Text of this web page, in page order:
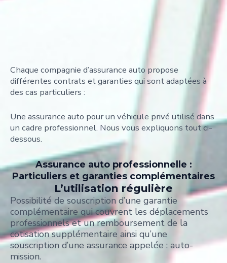
Chaque compagnie d’assurance auto propose
différentes contrats et garanties qui sont adaptées à
des cas particuliers :
Une assurance auto pour un véhicule privé utilisé dans
un cadre professionnel. Nous vous expliquons tout ci-
dessous.
Assurance auto professionnelle :
Particuliers et garanties complémentaires
L’utilisation régulière
Possibilité de souscription d’une garantie
complémentaire qui couvrent les déplacements
professionnels et un remboursement de la
cotisation supplémentaire ainsi qu’une
souscription d’une assurance appelée : auto-
mission.